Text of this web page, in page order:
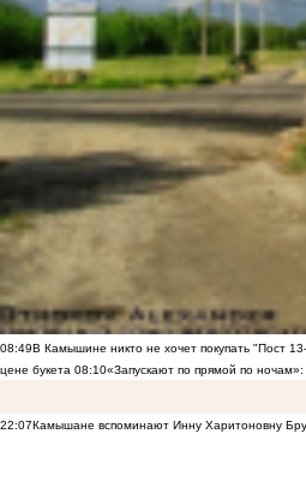
08:49В Камышине никто не хочет покупать "Пост
цене букета 08:10«Запускают по прямой по
22:07Камышане вспоминают Инну Харитоновну